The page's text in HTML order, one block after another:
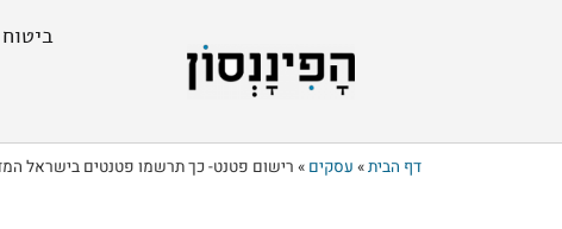
דף הבית» עסקים »רישום פטנט- כך תרשמו פטנטים בישראל